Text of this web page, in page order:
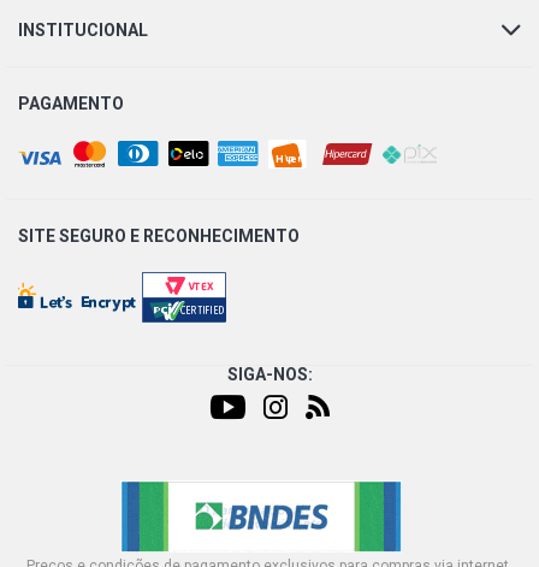
INSTITUCIONAL
PAGAMENTO
SITE SEGURO E RECONHECIMENTO
SIGA-NOS: